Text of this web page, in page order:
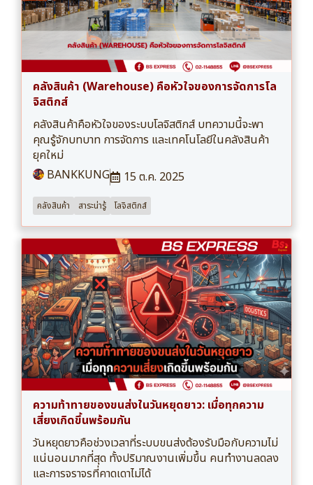
คลังสินค้า (Warehouse) คือหัวใจของการจัดการโล
จิสติกส์
คลังสินค้าคือหัวใจของระบบโลจิสติกส์ บทความนี้จะพา
คุณรู้จักบทบาท การจัดการ และเทคโนโลยีในคลังสินค้า
ยุคใหม่
BANKKUNG
15 ต.ค. 2025
คลังสินค้า สาระน่ารู้ โลจิสติกส์
ความท้าทายของขนส่งในวันหยุดยาว: เมื่อทุกความ
เสี่ยงเกิดขึ้นพร้อมกัน
วันหยุดยาวคือช่วงเวลาที่ระบบขนส่งต้องรับมือกับความไม่
แน่นอนมากที่สุด ทั้งปริมาณงานเพิ่มขึ้น คนทำงานลดลง
และการจราจรที่คาดเดาไม่ได้